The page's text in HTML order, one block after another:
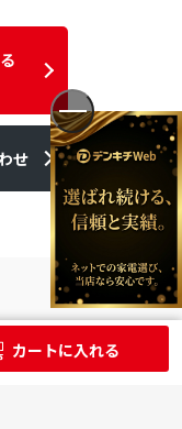
カートに入れる
せ
子証明書を使用して
り保護されます。